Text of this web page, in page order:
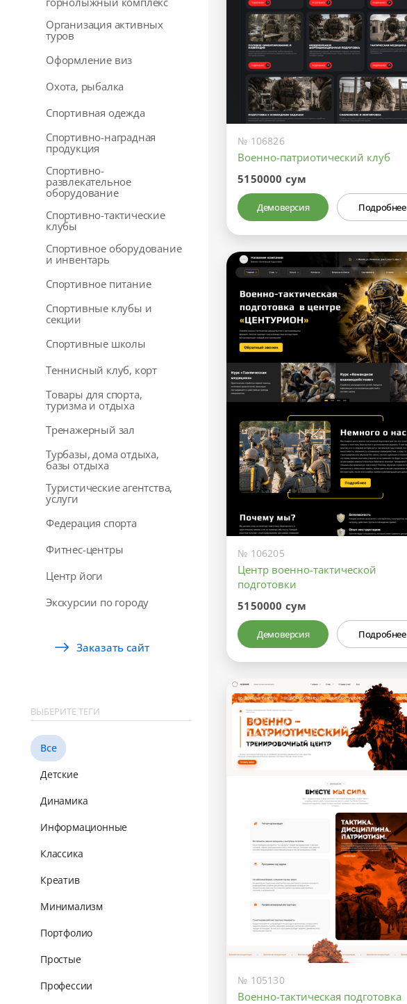
Организация активных
туров
Оформление виз
Охота, рыбалка
Спортивная одежда
Спортивно-наградная
продукция
Спортивно-
развлекательное
оборудование
Спортивно-тактические
клубы
Спортивное оборудование
и инвентарь
Спортивное питание
Спортивные клубы и
секции
Спортивные школы
Теннисный клуб, корт
Товары для спорта,
туризма и отдыха
Тренажерный зал
Турбазы, дома отдыха,
базы отдыха
Туристические агентства,
услуги
Федерация спорта
Фитнес-центры
Центр йоги
Экскурсии по городу
Заказать сайт
ВЫБЕРИТЕ ТЕГИ
Все
Детские
Динамика
Информационные
Классика
Креатив
Минимализм
Портфолио
Простые
Профессии
№ 106826
Военно-патриотический клуб
5150000 сум
Демоверсия Подробнее
№ 106205
Центр военно-тактической
подготовки
5150000 сум
Демоверсия Подробнее
№ 105130
Военно-тактическая подготовка